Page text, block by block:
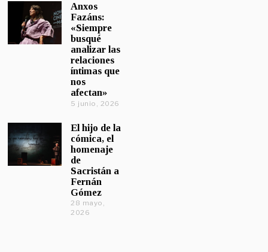
Anxos
Fazáns:
«Siempre
busqué
analizar las
relaciones
íntimas que
nos
afectan»
5 junio, 2026
El hijo de la
cómica, el
homenaje
de
Sacristán a
Fernán
Gómez
28 mayo,
2026